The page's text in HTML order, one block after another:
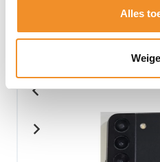
Alles
Bekijk ook eens deze